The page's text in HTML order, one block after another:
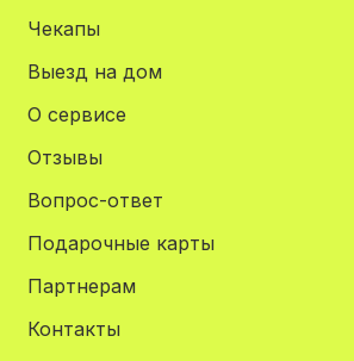
Чекапы
Выезд на дом
О сервисе
Отзывы
Вопрос-ответ
Подарочные карты
Партнерам
Контакты